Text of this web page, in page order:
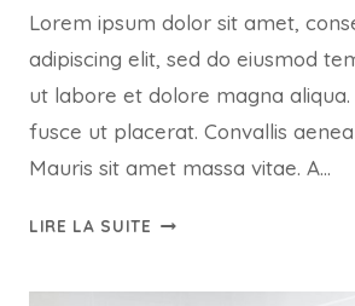
Lorem ipsum dolor sit amet,
adipiscing elit, sed do eiusmod
ut labore et dolore magna
fusce ut placerat. Convallis
Mauris sit amet massa vitae. A…
LIRE LA SUITE AT